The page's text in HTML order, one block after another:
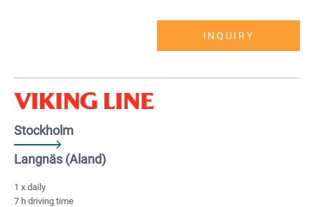
INQUIRY
Stockholm
Langnäs (Aland)
1 x daily
7 h driving time